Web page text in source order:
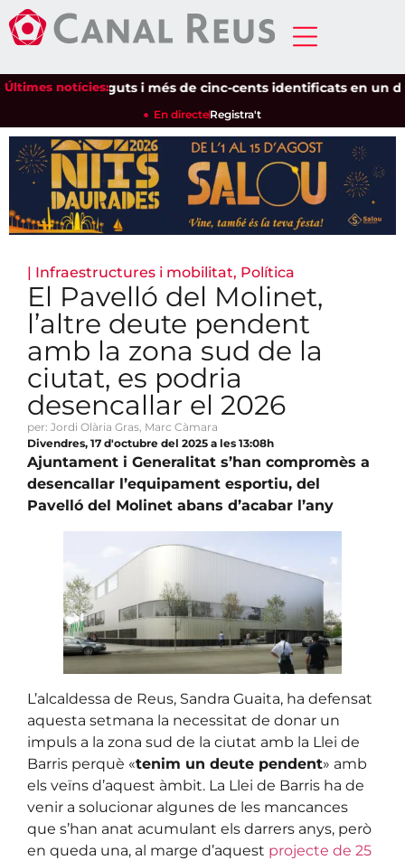
Últimes notícies:
Setze detinguts i més de cinc-cents identificats en un
En directeRegistra't
| Infraestructures i mobilitat, Política
El Pavelló del Molinet,
l’altre deute pendent
amb la zona sud de la
ciutat, es podria
desencallar el 2026
per: Jordi Olària Gras, Marc Càmara
Divendres, 17 d'octubre del 2025 a les 13:08h
Ajuntament i Generalitat s’han compromès a
desencallar l’equipament esportiu, del
Pavelló del Molinet abans d’acabar l’any
L’alcaldessa de Reus, Sandra Guaita, ha defensat
aquesta setmana la necessitat de donar un
impuls a la zona sud de la ciutat amb la Llei de
Barris perquè «tenim un deute pendent» amb
els veïns d’aquest àmbit. La Llei de Barris ha de
venir a solucionar algunes de les mancances
que s’han anat acumulant els darrers anys, però
en queda una, al marge d’aquest projecte de 25